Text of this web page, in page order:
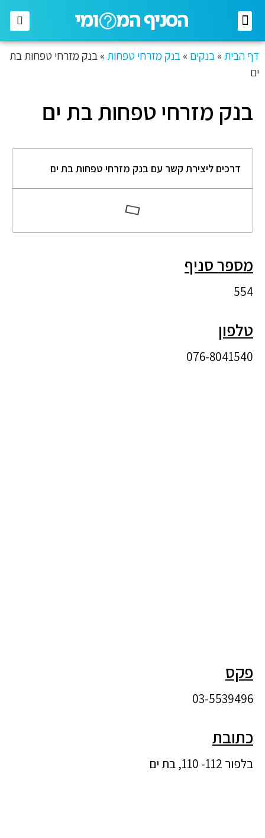
דף הבית » בנקים » בנק מזרחי טפחות » בנק מזרחי טפחות בת
ים
בנק מזרחי טפחות בת ים
דרכים ליצירת קשר עם בנק מזרחי טפחות בת ים
מספר סניף
554
טלפון
076-8041540
פקס
03-5539496
כתובת
בלפור 112- 110, בת ים